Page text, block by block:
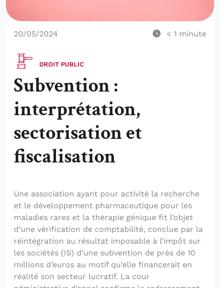
20/05/2024 < 1 minute
DROIT PUBLIC
Subvention :
interprétation,
sectorisation et
fiscalisation
Une association ayant pour activité la recherche
et le développement pharmaceutique pour les
maladies rares et la thérapie génique fit l’objet
d’une vérification de comptabilité, conclue par la
réintégration au résultat imposable à l’impôt sur
les sociétés (IS) d’une subvention de près de 10
millions d’euros au motif qu’elle financerait en
réalité son secteur lucratif. La cour